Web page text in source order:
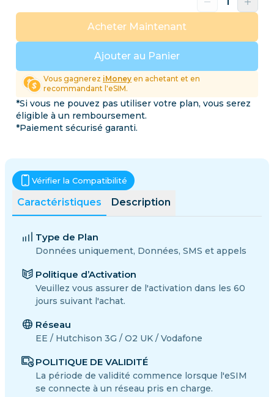
Ajouter au Panier
Acheter Maintenant
Vous gagnerez iMoney en achetant et en
recommandant l'eSIM.
*Si vous ne pouvez pas utiliser votre plan, vous serez
éligible à un remboursement.
*Paiement sécurisé garanti.
Caractéristiques Description
Vérifier la Compatibilité
Type de Plan
Données uniquement, Données, SMS et appels
Politique d’Activation
Veuillez vous assurer de l'activation dans les 60
jours suivant l'achat.
Réseau
EE / Hutchison 3G / O2 UK / Vodafone
POLITIQUE DE VALIDITÉ
La période de validité commence lorsque l'eSIM
se connecte à un réseau pris en charge.